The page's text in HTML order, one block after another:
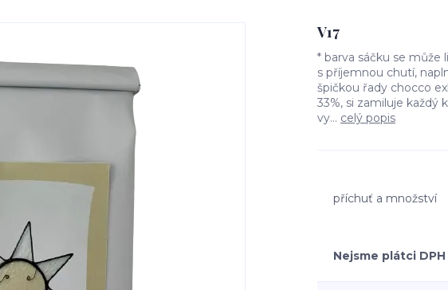
V17
* barva sáčku se může
s příjemnou chutí,
špičkou řady chocco
33%, si zamiluje každý
vy... celý popis
příchuť a množství
Nejsme plátci DPH